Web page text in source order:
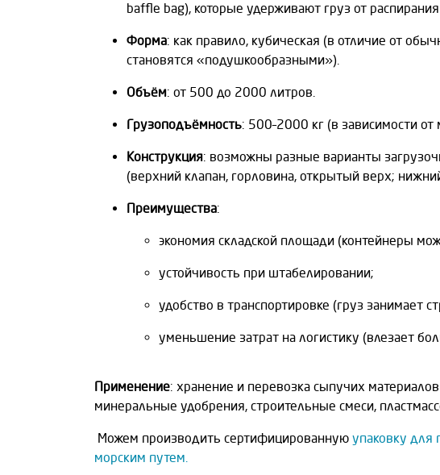
baffle bag), которые удерживают груз от распирания
Форма: как правило, кубическая (в отличие от
становятся «подушкообразными»).
Объём: от 500 до 2000 литров.
Грузоподъёмность: 500–2000 кг (в зависимости от
Конструкция: возможны разные варианты
(верхний клапан, горловина, открытый верх;
Преимущества:
экономия складской площади (контейнеры
устойчивость при штабелировании;
удобство в транспортировке (груз занимает
уменьшение затрат на логистику (влезает
Применение: хранение и перевозка сыпучих
минеральные удобрения, строительные смеси,
Можем производить сертифицированную упаковку
морским путем.